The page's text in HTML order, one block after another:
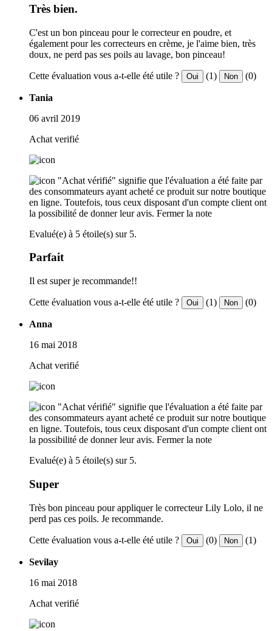
Très bien.
C'est un bon pinceau pour le correcteur en poudre, et
également pour les correcteurs en crème, je l'aime bien, très
doux, ne perd pas ses poils au lavage, bon pinceau!
Cette évaluation vous a-t-elle été utile ? Oui (1) Non (0)
Tania
06 avril 2019
Achat verifié
"Achat vérifié" signifie que l'évaluation a été faite par
des consommateurs ayant acheté ce produit sur notre boutique
en ligne. Toutefois, tous ceux disposant d'un compte client ont
la possibilité de donner leur avis. Fermer la note
Evalué(e) à 5 étoile(s) sur 5.
Parfait
Il est super je recommande!!
Cette évaluation vous a-t-elle été utile ? Oui (1) Non (0)
Anna
16 mai 2018
Achat verifié
"Achat vérifié" signifie que l'évaluation a été faite par
des consommateurs ayant acheté ce produit sur notre boutique
en ligne. Toutefois, tous ceux disposant d'un compte client ont
la possibilité de donner leur avis. Fermer la note
Evalué(e) à 5 étoile(s) sur 5.
Super
Très bon pinceau pour appliquer le correcteur Lily Lolo, il ne
perd pas ces poils. Je recommande.
Cette évaluation vous a-t-elle été utile ? Oui (0) Non (1)
Sevilay
16 mai 2018
Achat verifié